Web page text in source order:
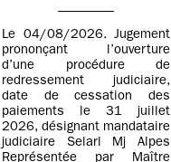
Le 04/08/2026. Jugement
prononçant l’ouverture
d’une procédure de
redressement judiciaire,
date de cessation des
paiements le 31 juillet
2026, désignant mandataire
judiciaire Selarl Mj Alpes
Représentée par Maître